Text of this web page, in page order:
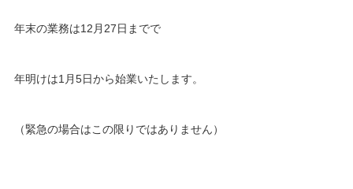
年末の業務は12月27日までで
年明けは1月5日から始業いたします。
（緊急の場合はこの限りではありません）